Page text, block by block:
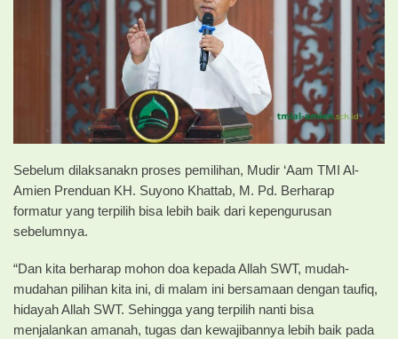
Sebelum dilaksanakn proses pemilihan, Mudir ‘Aam TMI Al-
Amien Prenduan KH. Suyono Khattab, M. Pd. Berharap
formatur yang terpilih bisa lebih baik dari kepengurusan
sebelumnya.
“Dan kita berharap mohon doa kepada Allah SWT, mudah-
mudahan pilihan kita ini, di malam ini bersamaan dengan taufiq,
hidayah Allah SWT. Sehingga yang terpilih nanti bisa
menjalankan amanah, tugas dan kewajibannya lebih baik pada